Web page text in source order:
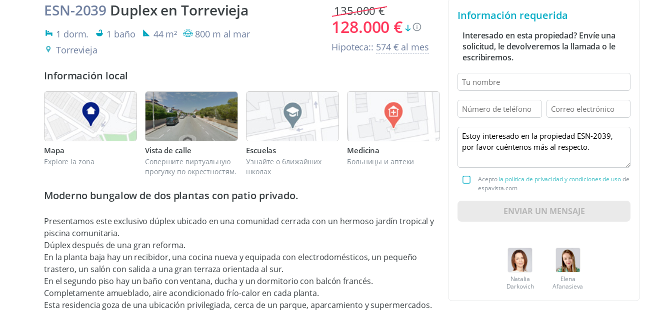
ESN-2039 Duplex en Torrevieja
1 dorm. 1 baño 44 m²
800 m al mar
Torrevieja
135.000 €
128.000 €
Hipoteca:: 574 € al mes
Información local
Mapa
Explore la zona
Vista de calle
Совершите виртуальную
прогулку по окрестностям.
Escuelas
Узнайте о ближайших
школах
Medicina
Больницы и аптеки
Moderno bungalow de dos plantas con patio privado.
Presentamos este exclusivo dúplex ubicado en una comunidad cerrada con un hermoso jardín tropical y
piscina comunitaria.
Dúplex después de una gran reforma.
En la planta baja hay un recibidor, una cocina nueva y equipada con electrodomésticos, un pequeño
trastero, un salón con salida a una gran terraza orientada al sur.
En el segundo piso hay un baño con ventana, ducha y un dormitorio con balcón francés.
Completamente amueblado, aire acondicionado frío-calor en cada planta.
Esta residencia goza de una ubicación privilegiada, cerca de un parque, aparcamiento y supermercados.
Información requerida
Interesado en esta propiedad? Envíe una
solicitud, le devolveremos la llamada o le
escribiremos.
Aceptola política de privacidad y condiciones de usode
espavista.com
ENVIAR UN MENSAJE
Natalia
Darkovich
Elena
Afanasieva